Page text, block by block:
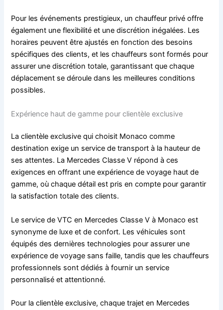
Pour les événements prestigieux, un chauffeur privé offre
également une flexibilité et une discrétion inégalées. Les
horaires peuvent être ajustés en fonction des besoins
spécifiques des clients, et les chauffeurs sont formés pour
assurer une discrétion totale, garantissant que chaque
déplacement se déroule dans les meilleures conditions
possibles.
Expérience haut de gamme pour clientèle exclusive
La clientèle exclusive qui choisit Monaco comme
destination exige un service de transport à la hauteur de
ses attentes. La Mercedes Classe V répond à ces
exigences en offrant une expérience de voyage haut de
gamme, où chaque détail est pris en compte pour garantir
la satisfaction totale des clients.
Le service de VTC en Mercedes Classe V à Monaco est
synonyme de luxe et de confort. Les véhicules sont
équipés des dernières technologies pour assurer une
expérience de voyage sans faille, tandis que les chauffeurs
professionnels sont dédiés à fournir un service
personnalisé et attentionné.
Pour la clientèle exclusive, chaque trajet en Mercedes